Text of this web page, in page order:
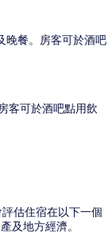
晚餐。房客可於酒吧
客可於酒吧點用飲
估住宿在以下一個
及地方經濟。